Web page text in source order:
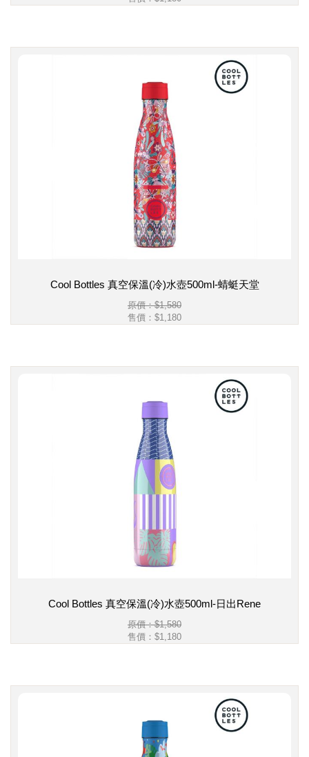
Cool Bottles 真空保溫(冷)水壺500ml-蜻蜓天堂
原價：$1,580
售價： $1,180
Cool Bottles 真空保溫(冷)水壺500ml-日出Rene
原價：$1,580
售價： $1,180